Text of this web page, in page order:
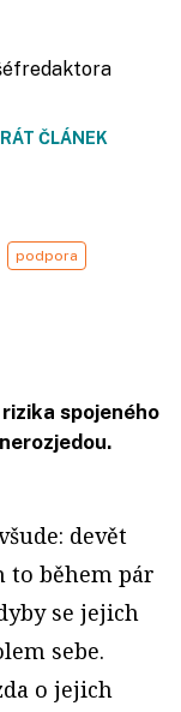
ČLÁNEK
podpora
spojeného
devět
to během pár
se jejich
sebe.
o jejich